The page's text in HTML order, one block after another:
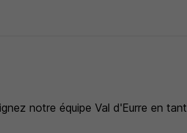
notre équipe Val d'Eurre en tant